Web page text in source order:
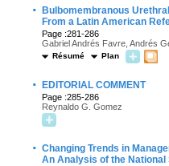
·
Bulbomembranous
From a Latin American
Page :281-286
Gabriel Andrés Favre, Andrés
Résumé Plan
· EDITORIAL COMMENT
Page :285-286
Reynaldo G. Gomez
· Changing Trends in
An Analysis of the